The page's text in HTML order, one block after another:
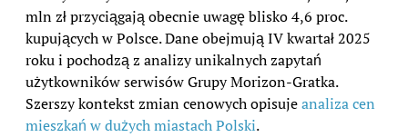
mln zł przyciągają obecnie uwagę blisko 4,6 proc.
kupujących w Polsce. Dane obejmują IV kwartał 2025
roku i pochodzą z analizy unikalnych zapytań
użytkowników serwisów Grupy Morizon-Gratka.
Szerszy kontekst zmian cenowych opisujeanaliza cen
mieszkań w dużych miastach Polski.